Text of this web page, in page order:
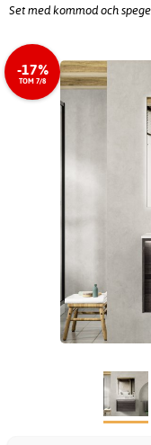
Set med kommod och
-17%
TOM 7/8